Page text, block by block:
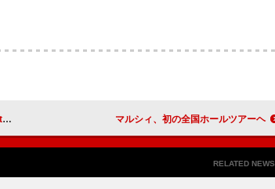
マルシィ、初の全国ホールツアーヘ
RELATED NEWS